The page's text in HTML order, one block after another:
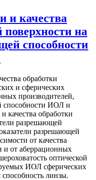
и качества
поверхности на
способности
обработки
и сферических
производителей,
способности ИОЛ и
качества обработки
разрешающей
разрешающей
от качества
и от аберрационных
оптической
ИОЛ сферических
линзы.